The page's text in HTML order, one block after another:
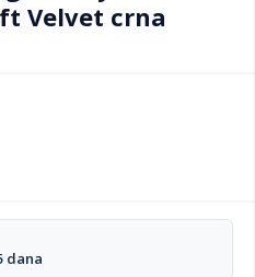
Velvet crna
dana